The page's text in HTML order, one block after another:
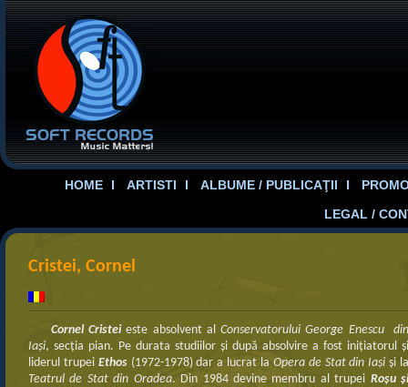
HOME ARTISTI ALBUME / PUBLICAŢII
LEGAL /
Cristei, Cornel
Cornel Cristeieste absolvent alConservatorului George Enescu
Iaşi, secţia pian. Pe durata studiilor şi după absolvire a fost iniţiatorul şi
liderul trupei Ethos(1972-1978) dar a lucrat la Opera de Stat din Iaşi şi
Teatrul de Stat din Oradea. Din 1984 devine membru al trupei Roşu